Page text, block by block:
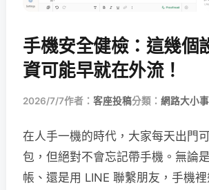
手機安全健檢：這幾個
資可能早就在外流！
2026/7/7作者： 客座投稿分類： 網路大小事
在人手一機的時代，大家每天出門
包，但絕對不會忘記帶手機。無論
帳、還是用 LINE 聯繫朋友，手機